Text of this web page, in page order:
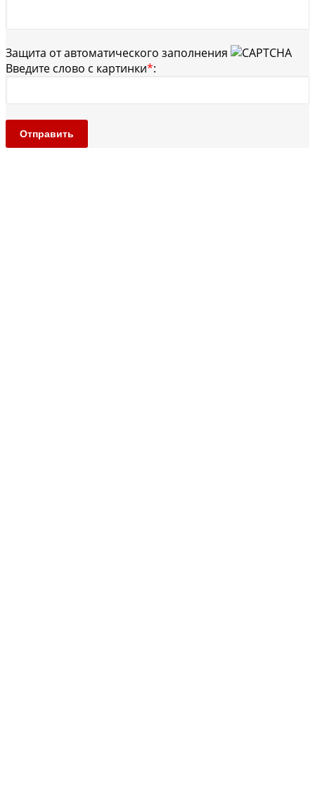
Защита от автоматического заполнения
Введите слово с картинки*:
Отправить